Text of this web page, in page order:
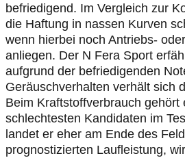
befriedigend. Im Vergleich zur
die Haftung in nassen Kurven
wenn hierbei noch Antriebs-
anliegen. Der N Fera Sport
aufgrund der befriedigenden
Geräuschverhalten verhält sich
Beim Kraftstoffverbrauch gehört
schlechtesten Kandidaten im
landet er eher am Ende des
prognostizierten Laufleistung,